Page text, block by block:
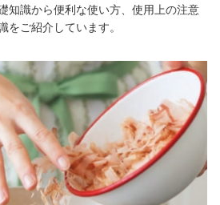
知識から便利な使い方、使用上の注意
をご紹介しています。